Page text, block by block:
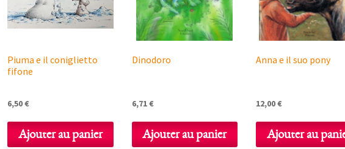
Piuma e il coniglietto
fifone
6,50€
Ajouter au panier
Dinodoro
6,71€
Ajouter au panier
Anna e il suo pony
12,00€
Ajouter au